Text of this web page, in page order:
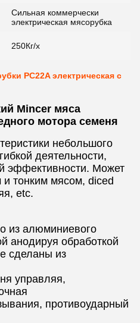
Сильная коммерчески
электрическая мясорубка
250Кг/х
PC22A электрическая с
Mincer мяса
мотора семеня
небольшого
деятельности,
эффективности. Может
тонким мясом, diced
etc.
из алюминиевого
анодируя обработкой
сделаны из
управляя,
противоударный